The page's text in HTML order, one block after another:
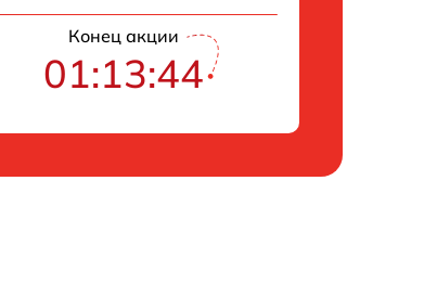
Конец акции
01:13:43